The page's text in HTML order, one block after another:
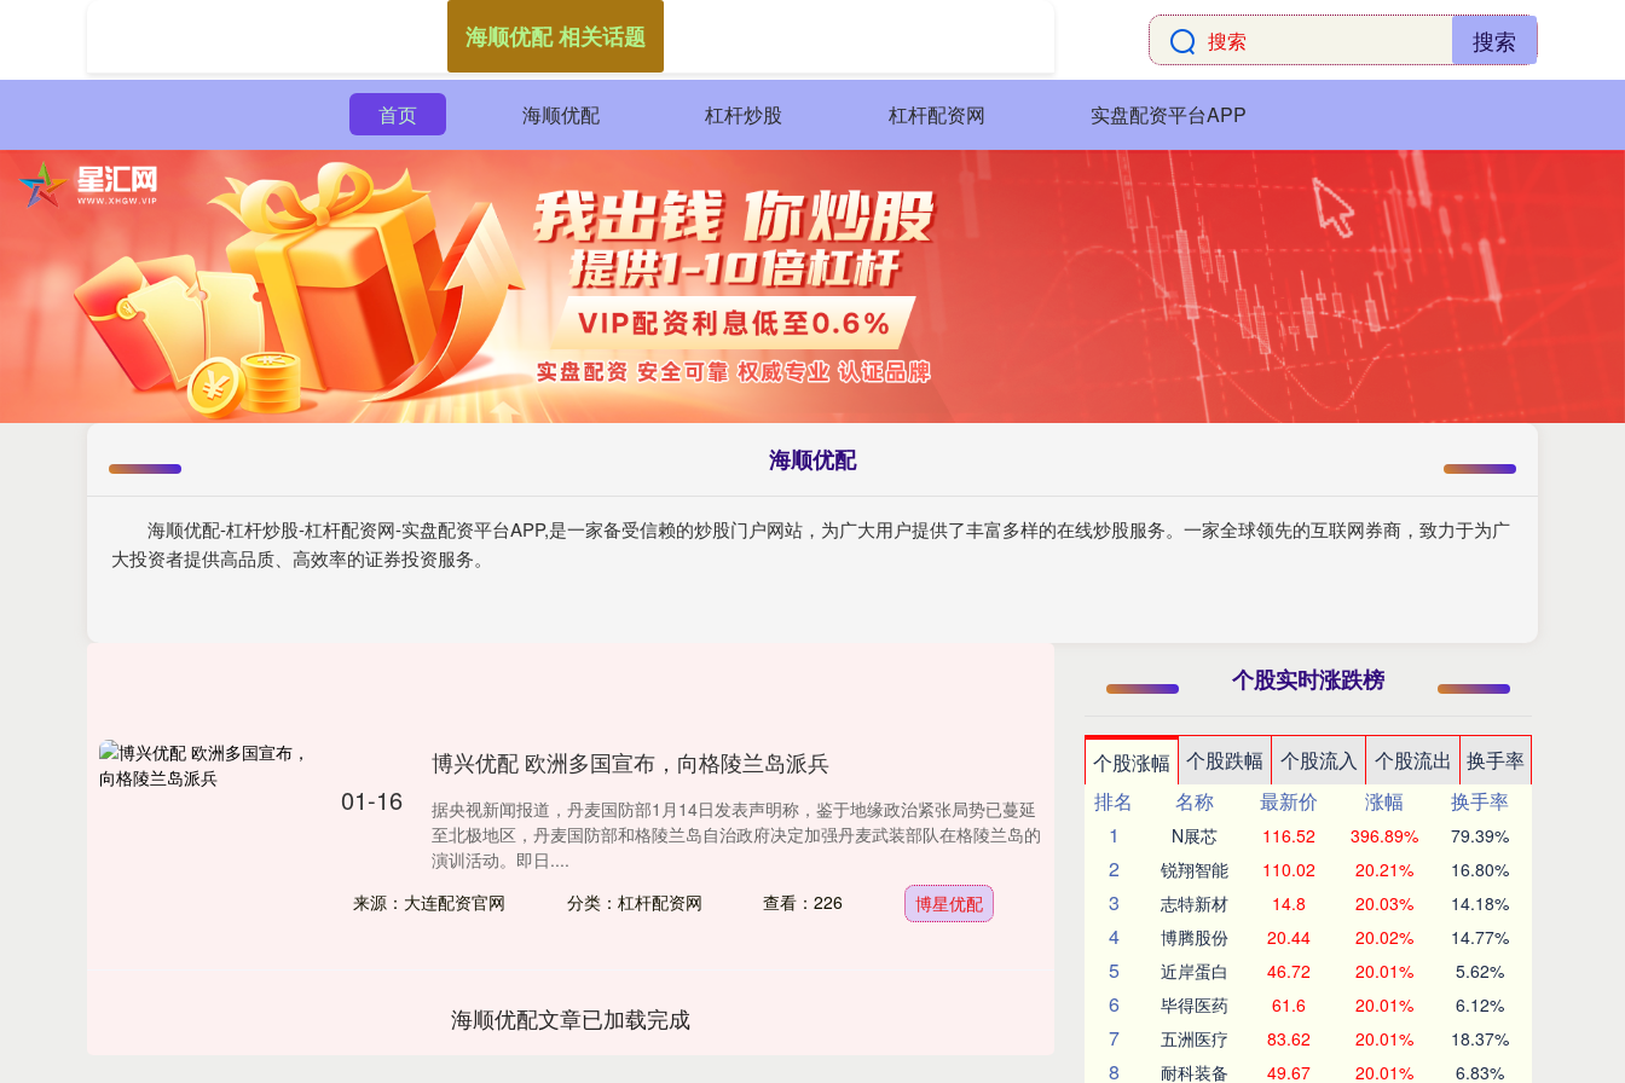
搜索
首页 海顺优配 杠杆炒股 杠杆配资网 实盘配资平台APP
海顺优配
海顺优配-杠杆炒股-杠杆配资网-实盘配资平台APP,是一家备受信赖的炒股门户网站，为广大用户提供了丰富多样的在线炒股服务。一家全球领先的互联网券商，致力于为广
大投资者提供高品质、高效率的证券投资服务。
海顺优配 相关话题
01-16
博兴优配 欧洲多国宣布，向格陵兰岛派兵
据央视新闻报道，丹麦国防部1月14日发表声明称，鉴于地缘政治紧张局势已蔓延
至北极地区，丹麦国防部和格陵兰岛自治政府决定加强丹麦武装部队在格陵兰岛的
演训活动。即日....
来源：大连配资官网
分类：杠杆配资网 查看：226 博星优配
海顺优配文章已加载完成
个股实时涨跌榜
个股涨幅 个股跌幅 个股流入 个股流出
换手率
排名
名称 最新价 涨幅
换手率
1
N展芯 116.52 396.89% 79.39%
2 锐翔智能 110.02 20.21% 16.80%
3 志特新材 14.8 20.03% 14.18%
4 博腾股份 20.44 20.02% 14.77%
5 近岸蛋白 46.72 20.01% 5.62%
6 毕得医药 61.6 20.01% 6.12%
7 五洲医疗 83.62 20.01% 18.37%
8 耐科装备 49.67 20.01% 6.83%